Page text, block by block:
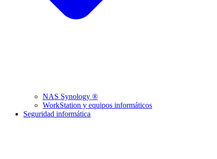
NAS Synology ®
WorkStation y equipos informáticos
Seguridad informática